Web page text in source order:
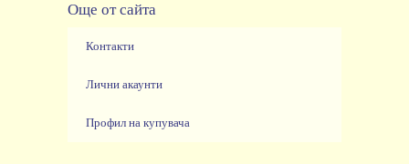
Още от сайта
Контакти
Лични акаунти
Профил на купувача